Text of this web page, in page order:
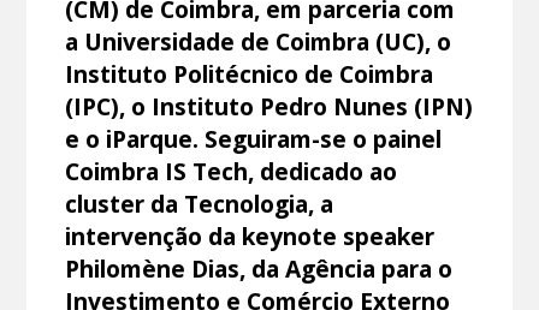
(CM) de Coimbra, em parceria com
a Universidade de Coimbra (UC), o
Instituto Politécnico de Coimbra
(IPC), o Instituto Pedro Nunes (IPN)
e o iParque. Seguiram-se o painel
Coimbra IS Tech, dedicado ao
cluster da Tecnologia, a
intervenção da keynote speaker
Philomène Dias, da Agência para o
Investimento e Comércio Externo